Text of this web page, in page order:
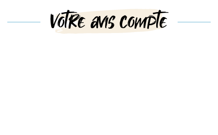
Votre avis compte